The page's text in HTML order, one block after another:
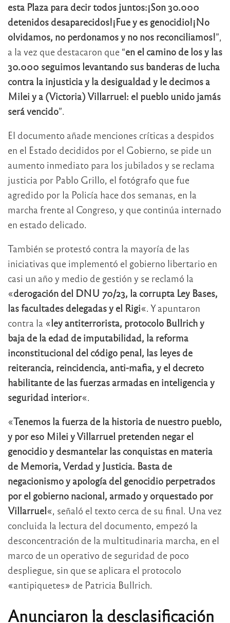
esta Plaza para decir todos juntos:¡Son 30.000
detenidos desaparecidos!¡Fue y es genocidio!¡No
olvidamos, no perdonamos y no nos reconciliamos!”,
a la vez que destacaron que “en el camino de los y las
30.000 seguimos levantando sus banderas de lucha
contra la injusticia y la desigualdad y le decimos a
Milei y a (Victoria) Villarruel: el pueblo unido jamás
será vencido”.
El documento añade menciones críticas a despidos
en el Estado decididos por el Gobierno, se pide un
aumento inmediato para los jubilados y se reclama
justicia por Pablo Grillo, el fotógrafo que fue
agredido por la Policía hace dos semanas, en la
marcha frente al Congreso, y que continúa internado
en estado delicado.
También se protestó contra la mayoría de las
iniciativas que implementó el gobierno libertario en
casi un año y medio de gestión y se reclamó la
«derogación del DNU 70/23, la corrupta Ley Bases,
las facultades delegadas y el Rigi«. Y apuntaron
contra la «ley antiterrorista, protocolo Bullrich y
baja de la edad de imputabilidad, la reforma
inconstitucional del código penal, las leyes de
reiterancia, reincidencia, anti-mafia, y el decreto
habilitante de las fuerzas armadas en inteligencia y
seguridad interior«.
«Tenemos la fuerza de la historia de nuestro pueblo,
y por eso Milei y Villarruel pretenden negar el
genocidio y desmantelar las conquistas en materia
de Memoria, Verdad y Justicia. Basta de
negacionismo y apología del genocidio perpetrados
por el gobierno nacional, armado y orquestado por
Villarruel«, señaló el texto cerca de su final. Una vez
concluida la lectura del documento, empezó la
desconcentración de la multitudinaria marcha, en el
marco de un operativo de seguridad de poco
despliegue, sin que se aplicara el protocolo
«antipiquetes» de Patricia Bullrich.
Anunciaron la desclasificación